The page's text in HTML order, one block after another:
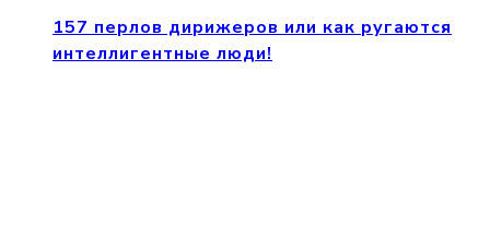
157 перлов дирижеров или как ругаются
интеллигентные люди!